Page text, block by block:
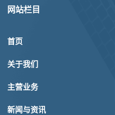
网站栏目
首页
关于我们
主营业务
新闻与资讯